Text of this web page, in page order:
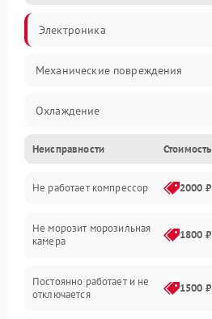
Электроника
Механические повреждения
Охлаждение
Механика
Электропитание
Дренаж
Неисправности Стоимость
Не работает компрессор 2000 ₽
Не морозит морозильная
камера
1800 ₽
Постоянно работает и не
отключается
1500 ₽